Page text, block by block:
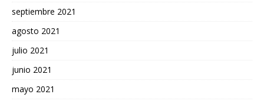
septiembre 2021
agosto 2021
julio 2021
junio 2021
mayo 2021